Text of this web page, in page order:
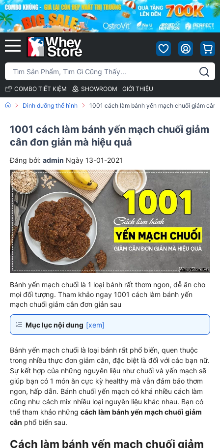
COMBO TIẾT KIỆM SHOWROOM GIỚI THIỆU
Dinh dưỡng thể hình 1001 cách làm bánh yến mạch chuối giảm cân
1001 cách làm bánh yến mạch chuối giảm
cân đơn giản mà hiệu quả
Đăng bởi: admin Ngày 13-01-2021
Bánh yến mạch chuối là 1 loại bánh rất thơm ngon, dễ ăn cho
mọi đối tượng. Tham khảo ngay 1001 cách làm bánh yến
mạch chuối giảm cân đơn giản sau
Mục lục nội dung [xem]
Bánh yến mạch chuối là loại bánh rất phổ biến, quen thuộc
trong nhiều thực đơn giảm cân, đặc biệt là đối với các bạn nữ.
Sự kết hợp của những nguyên liệu như chuối và yến mạch sẽ
giúp bạn có 1 món ăn cực kỳ healthy mà vẫn đảm bảo thơm
ngon, hấp dẫn. Bánh chuối yến mạch có khá nhiều cách làm
cũng như cách mix nhiều loại nguyên liệu khác nhau. Bạn có
thể tham khảo những cách làm bánh yến mạch chuối giảm
cân phổ biến sau.
Cách làm bánh yến mạch chuối giảm